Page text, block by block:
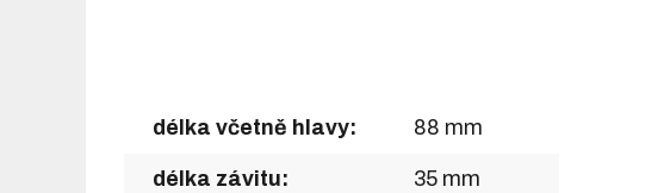
délka včetně hlavy: 88 mm
délka závitu: 35 mm